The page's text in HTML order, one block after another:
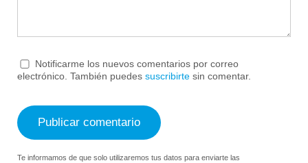
Notificarme los nuevos comentarios por correo
electrónico. También puedes suscribirte sin comentar.
Te informamos de que solo utilizaremos tus datos para enviarte las